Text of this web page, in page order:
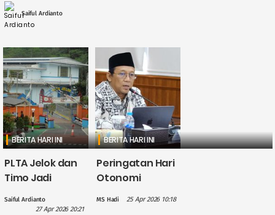
Pembangkit Listrik Tenaga Air ( ....
Saiful Ardianto
BERITA HARI INI
PLTA Jelok dan
Timo Jadi
dalam
Saiful Ardianto
27 Apr 2026 20:21
BERITA HARI INI
Peringatan Hari
Otonomi
Hilmy: Hak
MS Hadi 25 Apr 2026 10:18